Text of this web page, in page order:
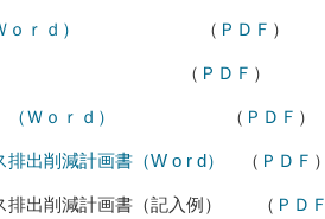
ｒｄ） （ ＰＤＦ ）
（ ＰＤＦ ）
Ｗｏｒｄ） （ ＰＤＦ ）
出削減計画書（W o r d） （ ＰＤＦ ）
排出削減計画書（記入例） （ ＰＤＦ